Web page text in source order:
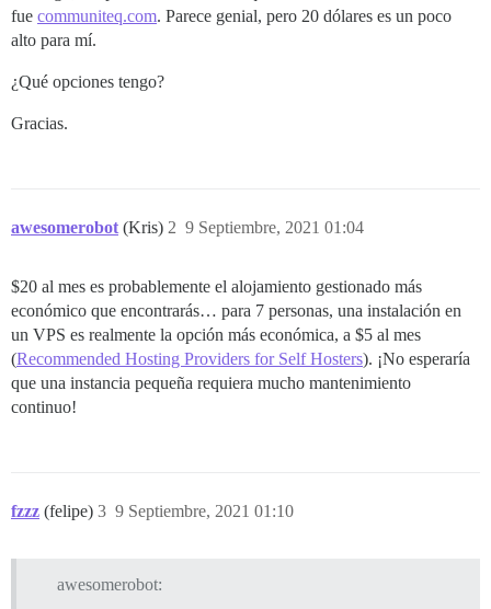
fue communiteq.com. Parece genial, pero 20 dólares es un poco
alto para mí.
¿Qué opciones tengo?
Gracias.
awesomerobot (Kris) 9 Septiembre, 2021 01:04
2
$20 al mes es probablemente el alojamiento gestionado más
económico que encontrarás… para 7 personas, una instalación en
un VPS es realmente la opción más económica, a $5 al mes
(Recommended Hosting Providers for Self Hosters). ¡No esperaría
que una instancia pequeña requiera mucho mantenimiento
continuo!
fzzz (felipe) 9 Septiembre, 2021 01:10
3
awesomerobot: